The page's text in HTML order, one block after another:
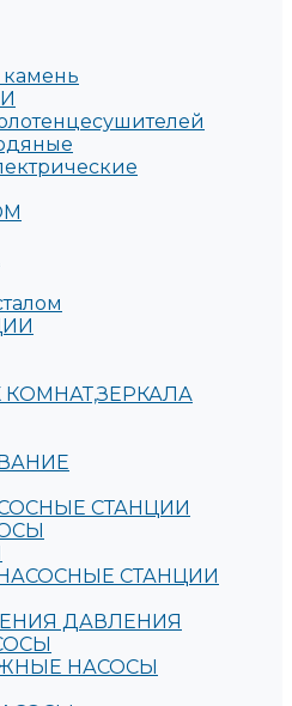
СТАНЦИИ
СТАНЦИИ
ДАВЛЕНИЯ
НАСОСЫ